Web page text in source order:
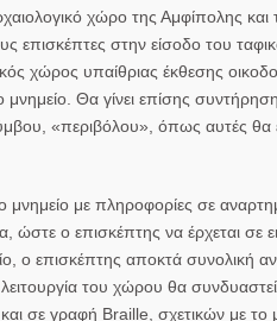
χώρο της Αμφίπολης
επισκέπτες στην είσοδο του
υπαίθριας έκθεσης
Θα γίνει επίσης
«περιβόλου», όπως αυτές
με πληροφορίες σε
ώστε ο επισκέπτης να έρχεται σε
επισκέπτης αποκτά συνολική
του χώρου θα
σε γραφή Braille, σχετικών με το